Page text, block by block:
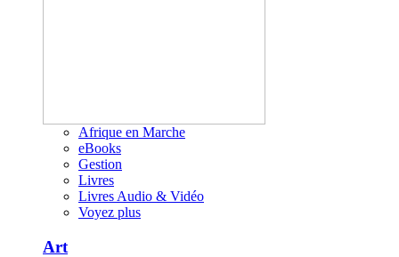
Afrique en Marche
eBooks
Gestion
Livres
Livres Audio & Vidéo
Voyez plus
Art